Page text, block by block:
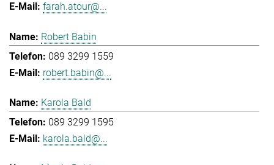
farah.atour@...
Robert Babin
089 3299 1559
robert.babin@...
Karola Bald
089 3299 1595
karola.bald@...